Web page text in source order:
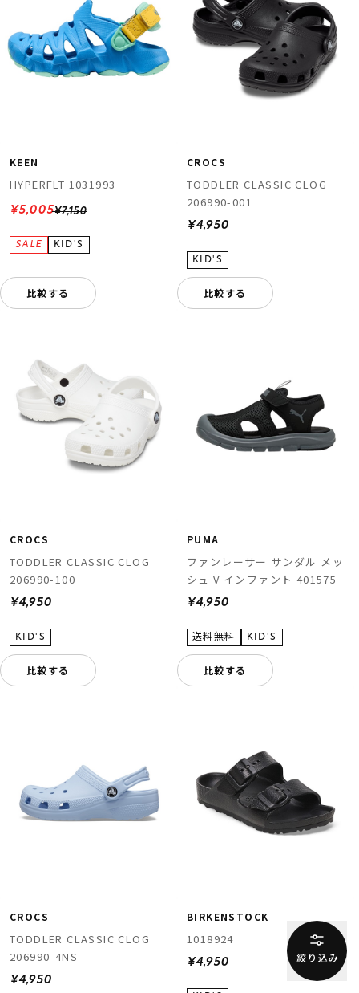
KEEN
HYPERFLT 1031993
¥7,150
¥5,005
比較する
CROCS
TODDLER CLASSIC CLOG
206990-001
¥4,950
比較する
CROCS
TODDLER CLASSIC CLOG
206990-100
¥4,950
比較する
PUMA
ファンレーサー サンダル メッ
シュ V インファント 401575
¥4,950
比較する
CROCS
TODDLER CLASSIC CLOG
206990-4NS
¥4,950
BIRKENSTOCK
1018924
¥4,950